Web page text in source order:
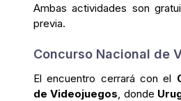
Ambas actividades son
previa.
Concurso Nacional de
El encuentro cerrará con el
de Videojuegos , donde